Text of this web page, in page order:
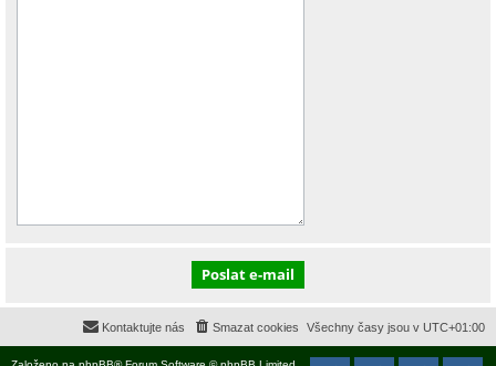
Všechny časy jsou v UTC+01:00
Smazat cookies
Kontaktujte nás